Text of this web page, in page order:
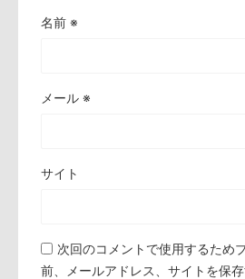
名前 ※
メール ※
サイト
次回のコメントで使用するため
前、メールアドレス、サイトを保存